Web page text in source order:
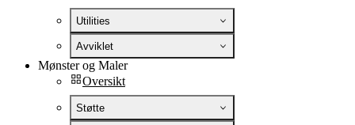
Utilities
Avviklet
Mønster og Maler
Oversikt
Støtte